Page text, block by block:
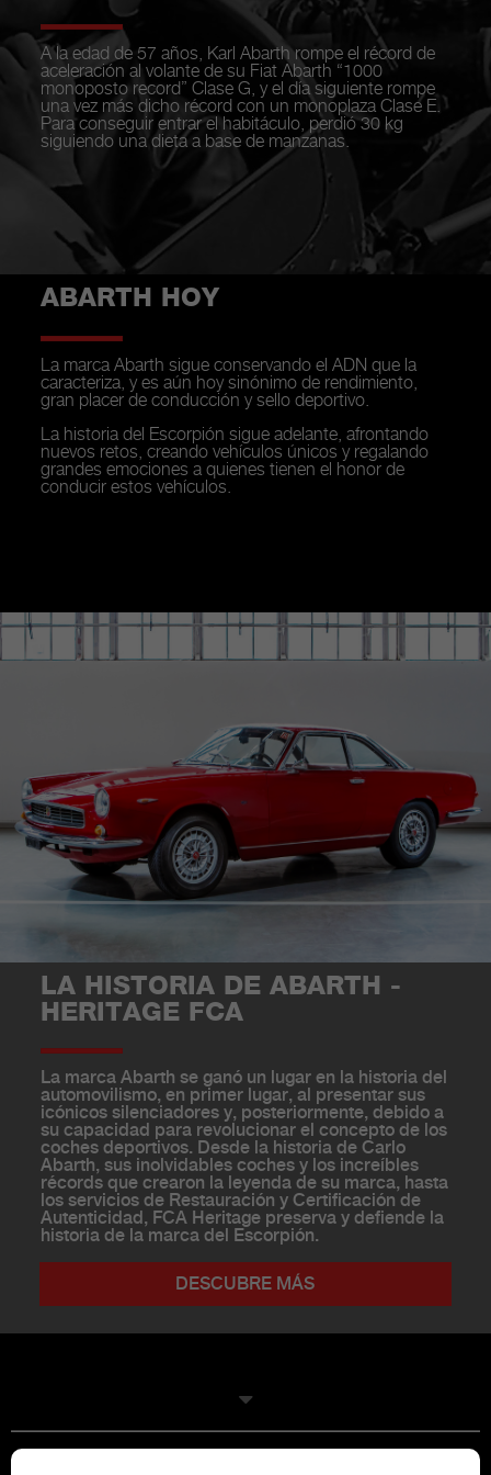
A la edad de 57 años, Karl Abarth rompe el récord de
aceleración al volante de su Fiat Abarth “1000
monoposto record” Clase G, y el día siguiente rompe
una vez más dicho récord con un monoplaza Clase E.
Para conseguir entrar el habitáculo, perdió 30 kg
siguiendo una dieta a base de manzanas.
ABARTH HOY
La marca Abarth sigue conservando el ADN que la
caracteriza, y es aún hoy sinónimo de rendimiento,
gran placer de conducción y sello deportivo.
La historia del Escorpión sigue adelante, afrontando
nuevos retos, creando vehículos únicos y regalando
grandes emociones a quienes tienen el honor de
conducir estos vehículos.
LA HISTORIA DE ABARTH -
HERITAGE FCA
La marca Abarth se ganó un lugar en la historia del
automovilismo, en primer lugar, al presentar sus
icónicos silenciadores y, posteriormente, debido a
su capacidad para revolucionar el concepto de los
coches deportivos. Desde la historia de Carlo
Abarth, sus inolvidables coches y los increíbles
récords que crearon la leyenda de su marca, hasta
los servicios de Restauración y Certificación de
Autenticidad, FCA Heritage preserva y defiende la
historia de la marca del Escorpión.
DESCUBRE MÁS